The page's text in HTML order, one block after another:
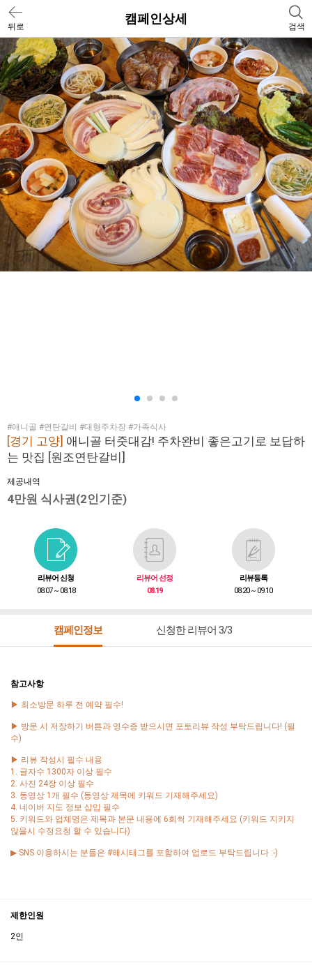
뒤로
캠페인상세
검색
#애니골 #연탄갈비 #대형주차장 #가족식사
[경기 고양] 애니골 터줏대감! 주차완비 좋은고기로 보답하
는 맛집 [원조연탄갈비]
제공내역
4만원 식사권(2인기준)
리뷰어 신청
08.07 ~ 08.18
리뷰어 선정
08.19
리뷰등록
08.20 ~ 09.10
캠페인정보 신청한 리뷰어 3/3
참고사항
▶ 최소방문 하루 전 예약 필수!
▶ 방문 시 저장하기 버튼과 영수증 받으시면 포토리뷰 작성 부탁드립니다! (필
수)
▶ 리뷰 작성시 필수 내용
1. 글자수 1300자 이상 필수
2. 사진 24장 이상 필수
3. 동영상 1개 필수 (동영상 제목에 키워드 기재해주세요)
4. 네이버 지도 정보 삽입 필수
5. 키워드와 업체명은 제목과 본문 내용에 6회씩 기재해주세요 (키워드 지키지
않을시 수정요청 할 수 있습니다)
▶ SNS 이용하시는 분들은 #해시태그를 포함하여 업로드 부탁드립니다 :-)
제한인원
2인